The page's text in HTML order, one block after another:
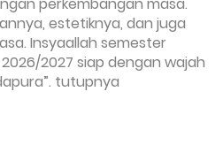
estetiknya, dan juga
Insyaallah semester
2027 siap dengan wajah
tutupnya